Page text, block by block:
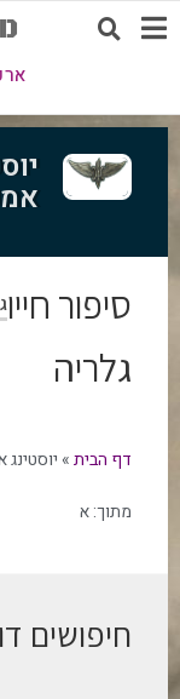
סיפור חייו
גלריה
דף הבית» יוסטינג
מתוך:א
חיפושים